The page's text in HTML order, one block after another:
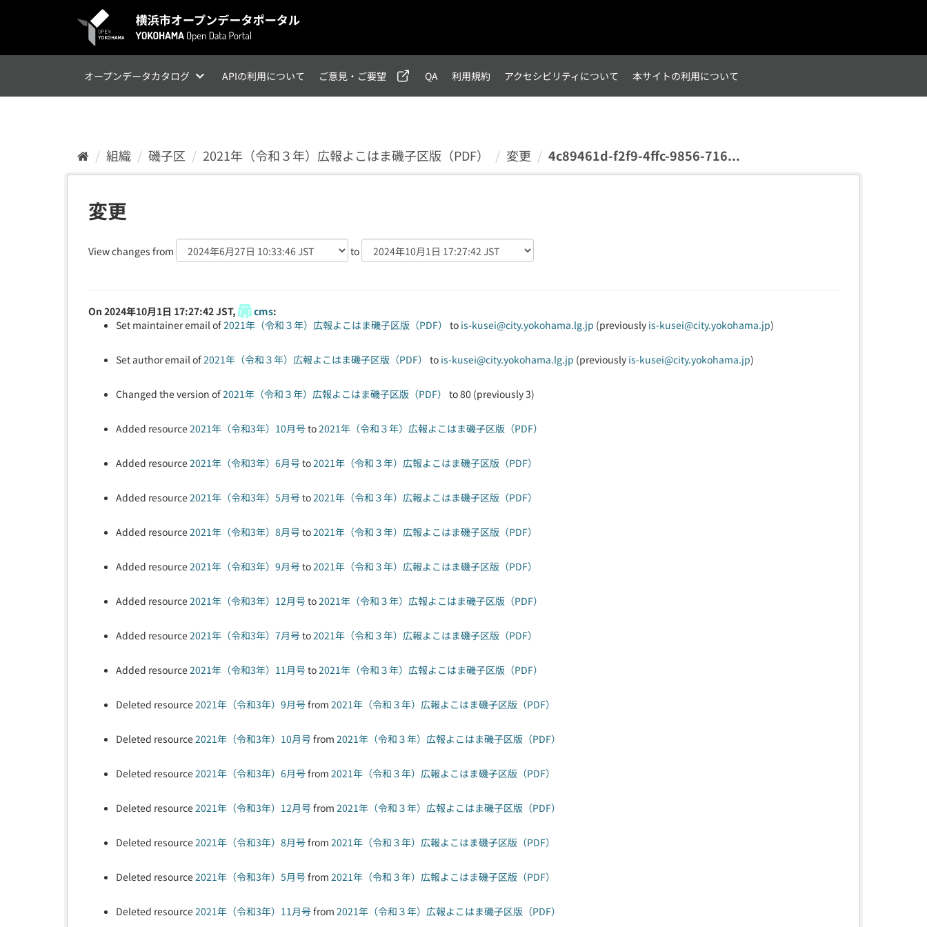
オープンデータカタログ APIの利用について ご意見・ご要望 QA 利用規約 アクセシビリティについて 本サイトの利用について
組織 磯子区 2021年（令和３年）広報よこはま磯子区版（PDF） 変更 4c89461d-f2f9-4ffc-9856-716...
変更
View changes from to
On 2024年10月1日 17:27:42 JST, cms:
Set maintainer email of2021年（令和３年）広報よこはま磯子区版（PDF） to is-kusei@city.yokohama.lg.jp (previously is-kusei@city.yokohama.jp)
Set author email of2021年（令和３年）広報よこはま磯子区版（PDF） to is-kusei@city.yokohama.lg.jp (previously is-kusei@city.yokohama.jp)
Changed the version of2021年（令和３年）広報よこはま磯子区版（PDF） to 80 (previously 3)
Added resource2021年（令和3年）10月号to2021年（令和３年）広報よこはま磯子区版（PDF）
Added resource2021年（令和3年）6月号to2021年（令和３年）広報よこはま磯子区版（PDF）
Added resource2021年（令和3年）5月号to2021年（令和３年）広報よこはま磯子区版（PDF）
Added resource2021年（令和3年）8月号to2021年（令和３年）広報よこはま磯子区版（PDF）
Added resource2021年（令和3年）9月号to2021年（令和３年）広報よこはま磯子区版（PDF）
Added resource2021年（令和3年）12月号to2021年（令和３年）広報よこはま磯子区版（PDF）
Added resource2021年（令和3年）7月号to2021年（令和３年）広報よこはま磯子区版（PDF）
Added resource2021年（令和3年）11月号to2021年（令和３年）広報よこはま磯子区版（PDF）
Deleted resource2021年（令和3年）9月号from 2021年（令和３年）広報よこはま磯子区版（PDF）
Deleted resource2021年（令和3年）10月号from 2021年（令和３年）広報よこはま磯子区版（PDF）
Deleted resource2021年（令和3年）6月号from 2021年（令和３年）広報よこはま磯子区版（PDF）
Deleted resource2021年（令和3年）12月号from 2021年（令和３年）広報よこはま磯子区版（PDF）
Deleted resource2021年（令和3年）8月号from 2021年（令和３年）広報よこはま磯子区版（PDF）
Deleted resource2021年（令和3年）5月号from 2021年（令和３年）広報よこはま磯子区版（PDF）
Deleted resource2021年（令和3年）11月号from 2021年（令和３年）広報よこはま磯子区版（PDF）